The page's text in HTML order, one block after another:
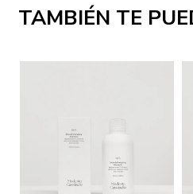
TAMBIÉN TE